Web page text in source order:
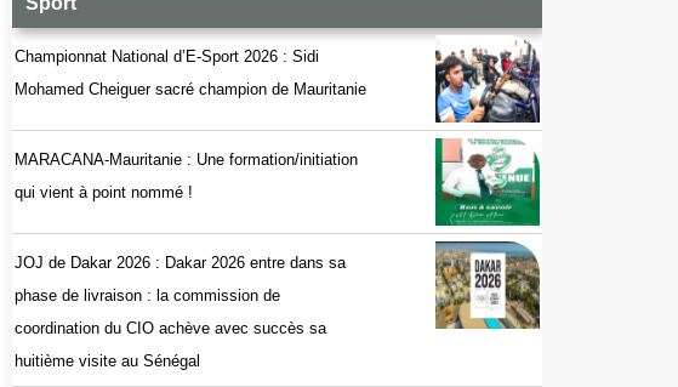
Championnat National d’E-Sport 2026 : Sidi
Mohamed Cheiguer sacré champion de Mauritanie
MARACANA-Mauritanie : Une formation/initiation
qui vient à point nommé !
JOJ de Dakar 2026 : Dakar 2026 entre dans sa
phase de livraison : la commission de
coordination du CIO achève avec succès sa
huitième visite au Sénégal